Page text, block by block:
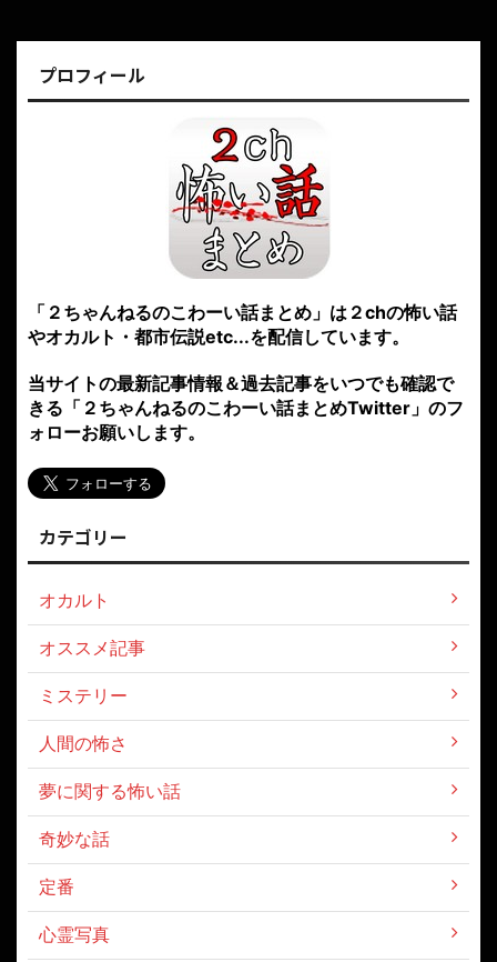
プロフィール
「２ちゃんねるのこわーい話まとめ」は２chの怖い話
やオカルト・都市伝説etc...を配信しています。
当サイトの最新記事情報＆過去記事をいつでも確認で
きる「２ちゃんねるのこわーい話まとめTwitter」のフ
ォローお願いします。
カテゴリー
オカルト
オススメ記事
ミステリー
人間の怖さ
夢に関する怖い話
奇妙な話
定番
心霊写真